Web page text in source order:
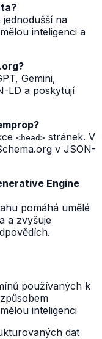
na
inteligenci a
Gemini,
LD a poskytují
<head> stránek. V
v JSON-
Engine
pomáhá umělé
a zvyšuje
používaných k
inteligenci
dat